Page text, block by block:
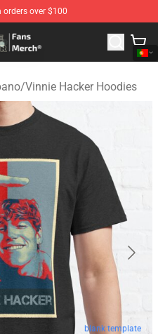
over $100
Vinnie Hacker Merchandise
/Vinnie Hacker Hoodies
blank template